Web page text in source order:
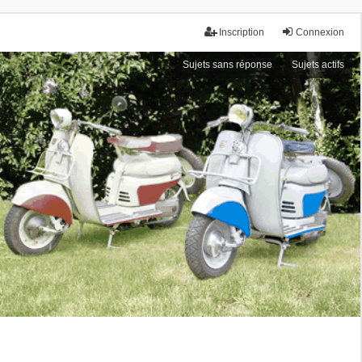
Connexion
Inscription
Sujets sans réponse Sujets actifs